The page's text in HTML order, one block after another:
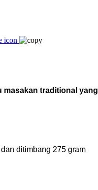
masakan traditional
ditimbang 275 gram